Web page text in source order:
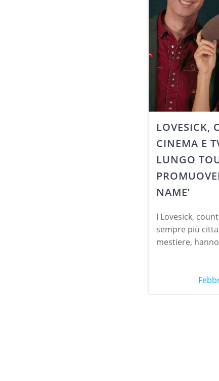
LOVESICK,
CINEMA E
LUNGO
NAME’
I Lovesick,
sempre più
mestiere,